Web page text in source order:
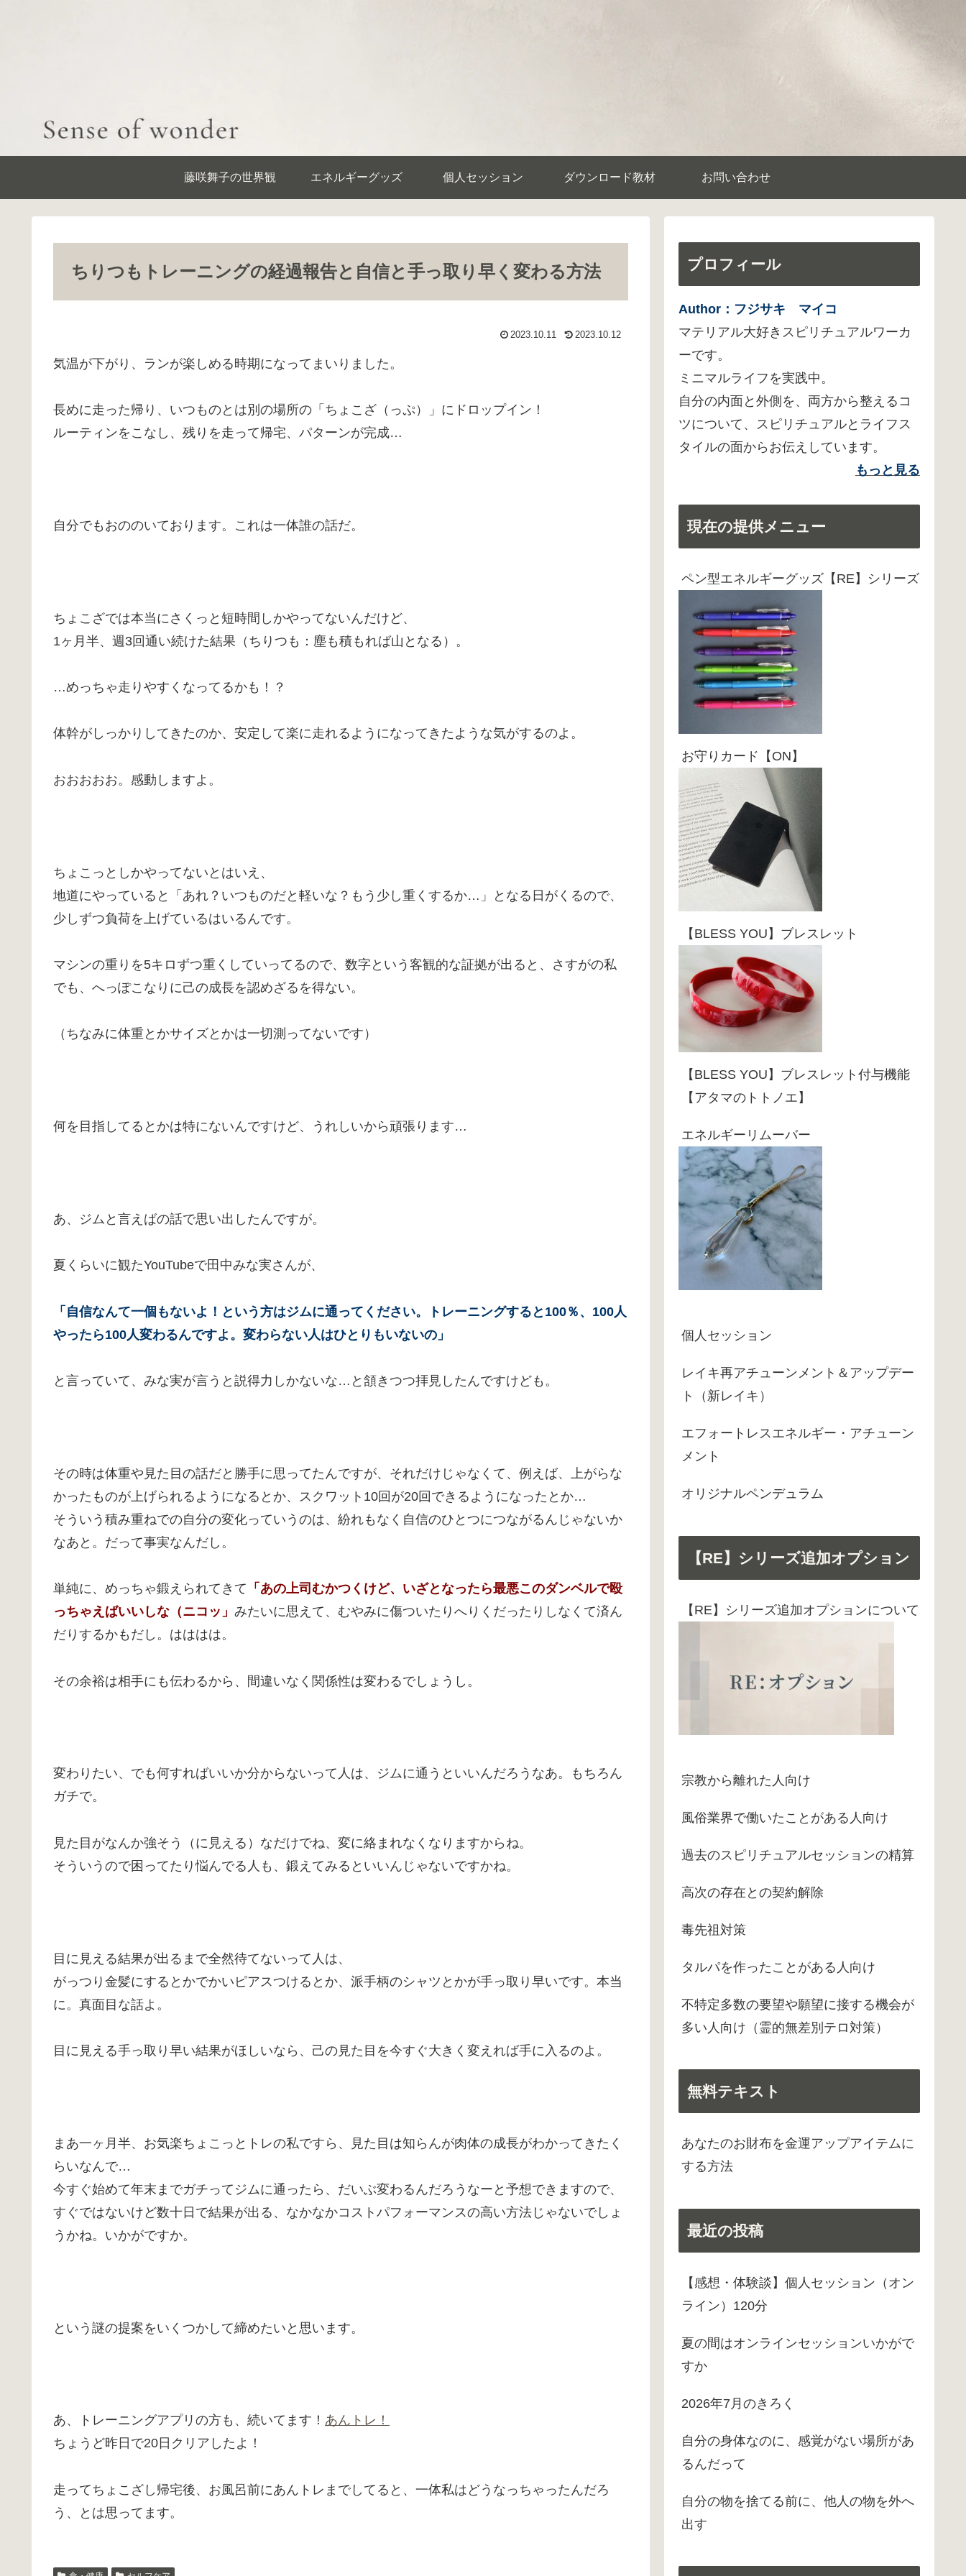
藤咲舞子の世界観 エネルギーグッズ 個人セッション ダウンロード教材 お問い合わせ
ちりつもトレーニングの経過報告と自信と手っ取り早く変わる方法
2023.10.11 2023.10.12
気温が下がり、ランが楽しめる時期になってまいりました。
長めに走った帰り、いつものとは別の場所の「ちょこざ（っぷ）」にドロップイン！
ルーティンをこなし、残りを走って帰宅、パターンが完成…
自分でもおののいております。これは一体誰の話だ。
ちょこざでは本当にさくっと短時間しかやってないんだけど、
1ヶ月半、週3回通い続けた結果（ちりつも：塵も積もれば山となる）。
…めっちゃ走りやすくなってるかも！？
体幹がしっかりしてきたのか、安定して楽に走れるようになってきたような気がするのよ。
おおおおお。感動しますよ。
ちょこっとしかやってないとはいえ、
地道にやっていると「あれ？いつものだと軽いな？もう少し重くするか…」となる日がくるので、
少しずつ負荷を上げているはいるんです。
マシンの重りを5キロずつ重くしていってるので、数字という客観的な証拠が出ると、さすがの私
でも、へっぽこなりに己の成長を認めざるを得ない。
（ちなみに体重とかサイズとかは一切測ってないです）
何を目指してるとかは特にないんですけど、うれしいから頑張ります…
あ、ジムと言えばの話で思い出したんですが。
夏くらいに観たYouTubeで田中みな実さんが、
「自信なんて一個もないよ！という方はジムに通ってください。トレーニングすると100％、100人
やったら100人変わるんですよ。変わらない人はひとりもいないの」
と言っていて、みな実が言うと説得力しかないな…と頷きつつ拝見したんですけども。
その時は体重や見た目の話だと勝手に思ってたんですが、それだけじゃなくて、例えば、上がらな
かったものが上げられるようになるとか、スクワット10回が20回できるようになったとか…
そういう積み重ねでの自分の変化っていうのは、紛れもなく自信のひとつにつながるんじゃないか
なあと。だって事実なんだし。
単純に、めっちゃ鍛えられてきて 「あの上司むかつくけど、いざとなったら最悪このダンベルで殴
っちゃえばいいしな（ニコッ」 みたいに思えて、むやみに傷ついたりへりくだったりしなくて済ん
だりするかもだし。はははは。
その余裕は相手にも伝わるから、間違いなく関係性は変わるでしょうし。
変わりたい、でも何すればいいか分からないって人は、ジムに通うといいんだろうなあ。もちろん
ガチで。
見た目がなんか強そう（に見える）なだけでね、変に絡まれなくなりますからね。
そういうので困ってたり悩んでる人も、鍛えてみるといいんじゃないですかね。
目に見える結果が出るまで全然待てないって人は、
がっつり金髪にするとかでかいピアスつけるとか、派手柄のシャツとかが手っ取り早いです。本当
に。真面目な話よ。
目に見える手っ取り早い結果がほしいなら、己の見た目を今すぐ大きく変えれば手に入るのよ。
まあ一ヶ月半、お気楽ちょこっとトレの私ですら、見た目は知らんが肉体の成長がわかってきたく
らいなんで…
今すぐ始めて年末までガチってジムに通ったら、だいぶ変わるんだろうなーと予想できますので、
すぐではないけど数十日で結果が出る、なかなかコストパフォーマンスの高い方法じゃないでしょ
うかね。いかがですか。
という謎の提案をいくつかして締めたいと思います。
あ、トレーニングアプリの方も、続いてます！ あんトレ！
ちょうど昨日で20日クリアしたよ！
走ってちょこざし帰宅後、お風呂前にあんトレまでしてると、一体私はどうなっちゃったんだろ
う、とは思ってます。
プロフィール
Author：フジサキ マイコ
マテリアル大好きスピリチュアルワーカ
ーです。
ミニマルライフを実践中。
自分の内面と外側を、両方から整えるコ
ツについて、スピリチュアルとライフス
タイルの面からお伝えしています。
もっと見る
現在の提供メニュー
ペン型エネルギーグッズ【RE】シリーズ
お守りカード【ON】
【BLESS YOU】ブレスレット
【BLESS YOU】ブレスレット付与機能
【アタマのトトノエ】
エネルギーリムーバー
個人セッション
レイキ再アチューンメント＆アップデー
ト（新レイキ）
エフォートレスエネルギー・アチューン
メント
オリジナルペンデュラム
【RE】シリーズ追加オプション
【RE】シリーズ追加オプションについて
宗教から離れた人向け
風俗業界で働いたことがある人向け
過去のスピリチュアルセッションの精算
高次の存在との契約解除
毒先祖対策
タルパを作ったことがある人向け
不特定多数の要望や願望に接する機会が
多い人向け（霊的無差別テロ対策）
無料テキスト
あなたのお財布を金運アップアイテムに
する方法
最近の投稿
【感想・体験談】個人セッション（オン
ライン）120分
夏の間はオンラインセッションいかがで
すか
2026年7月のきろく
自分の身体なのに、感覚がない場所があ
るんだって
自分の物を捨てる前に、他人の物を外へ
出す